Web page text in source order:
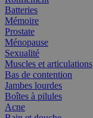
Batteries
Mémoire
Prostate
Ménopause
Sexualité
Muscles et articulations
Bas de contention
Jambes lourdes
Boîtes à pilules
Acne